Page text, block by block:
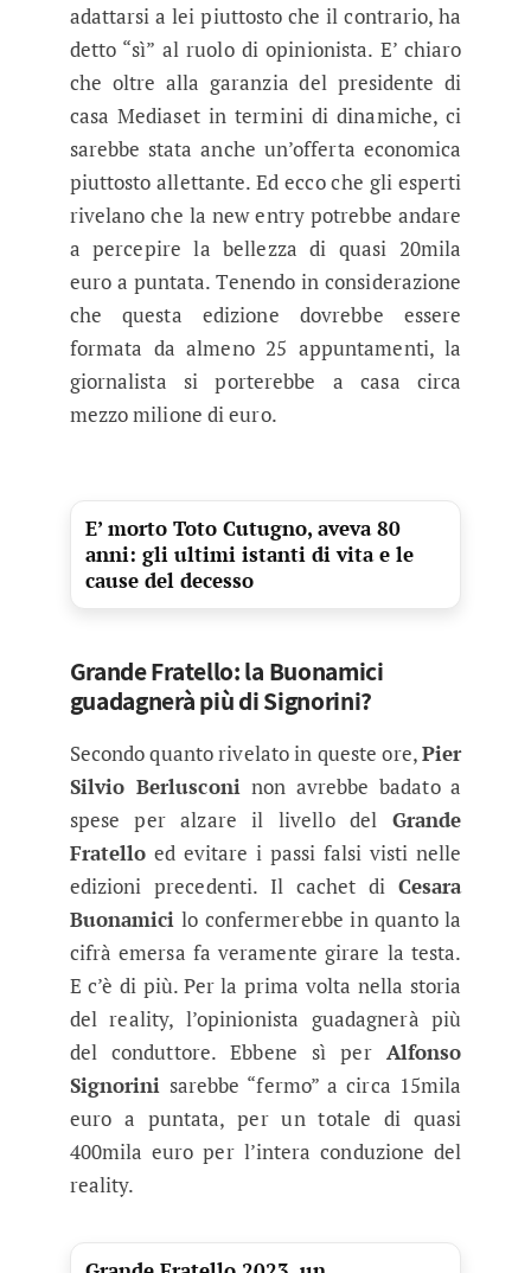
adattarsi a lei piuttosto che il contrario, ha
detto “sì” al ruolo di opinionista. E’ chiaro
che oltre alla garanzia del presidente di
casa Mediaset in termini di dinamiche, ci
sarebbe stata anche un’offerta economica
piuttosto allettante. Ed ecco che gli esperti
rivelano che la new entry potrebbe andare
a percepire la bellezza di quasi 20mila
euro a puntata. Tenendo in considerazione
che questa edizione dovrebbe essere
formata da almeno 25 appuntamenti, la
giornalista si porterebbe a casa circa
mezzo milione di euro.
E’ morto Toto Cutugno, aveva 80
anni: gli ultimi istanti di vita e le
cause del decesso
Grande Fratello: la Buonamici
guadagnerà più di Signorini?
Secondo quanto rivelato in queste ore,Pier
Silvio Berlusconinon avrebbe badato a
spese per alzare il livello del Grande
Fratello ed evitare i passi falsi visti nelle
edizioni precedenti. Il cachet di Cesara
Buonamici lo confermerebbe in quanto la
cifrà emersa fa veramente girare la testa.
E c’è di più. Per la prima volta nella storia
del reality, l’opinionista guadagnerà più
del conduttore. Ebbene sì per Alfonso
Signorini sarebbe “fermo” a circa 15mila
euro a puntata, per un totale di quasi
400mila euro per l’intera conduzione del
reality.